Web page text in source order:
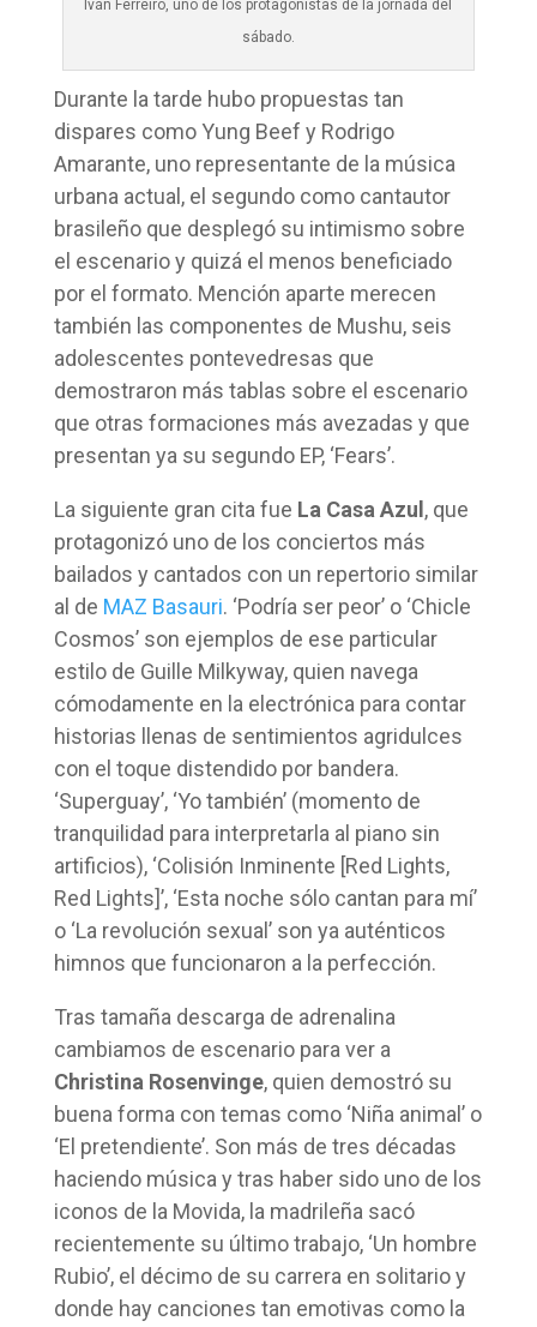
Iván Ferreiro, uno de los protagonistas de la jornada del
sábado.
Durante la tarde hubo propuestas tan
dispares como Yung Beef y Rodrigo
Amarante, uno representante de la música
urbana actual, el segundo como cantautor
brasileño que desplegó su intimismo sobre
el escenario y quizá el menos beneficiado
por el formato. Mención aparte merecen
también las componentes de Mushu, seis
adolescentes pontevedresas que
demostraron más tablas sobre el escenario
que otras formaciones más avezadas y que
presentan ya su segundo EP, ‘Fears’.
La siguiente gran cita fue La Casa Azul , que
protagonizó uno de los conciertos más
bailados y cantados con un repertorio similar
al de MAZ Basauri. ‘Podría ser peor’ o ‘Chicle
Cosmos’ son ejemplos de ese particular
estilo de Guille Milkyway, quien navega
cómodamente en la electrónica para contar
historias llenas de sentimientos agridulces
con el toque distendido por bandera.
‘Superguay’, ‘Yo también’ (momento de
tranquilidad para interpretarla al piano sin
artificios), ‘Colisión Inminente [Red Lights,
Red Lights]’, ‘Esta noche sólo cantan para mí’
o ‘La revolución sexual’ son ya auténticos
himnos que funcionaron a la perfección.
Tras tamaña descarga de adrenalina
cambiamos de escenario para ver a
Christina Rosenvinge, quien demostró su
buena forma con temas como ‘Niña animal’ o
‘El pretendiente’. Son más de tres décadas
haciendo música y tras haber sido uno de los
iconos de la Movida, la madrileña sacó
recientemente su último trabajo, ‘Un hombre
Rubio’, el décimo de su carrera en solitario y
donde hay canciones tan emotivas como la